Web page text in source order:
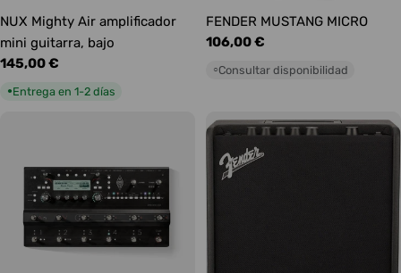
NUX Mighty Air amplificador
mini guitarra, bajo
Precio
145,00 €
●Entrega en 1-2 días
FENDER MUSTANG MICRO
Precio
106,00 €
○Consultar disponibilidad